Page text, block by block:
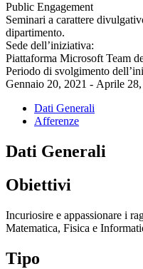
Public Engagement
Seminari a carattere
dipartimento.
Sede dell’iniziativa:
Piattaforma Microsoft Team
Periodo di svolgimento
Gennaio 20, 2021 - Aprile 28,
Dati Generali
Afferenze
Dati Generali
Obiettivi
Incuriosire e appassionare i
Matematica, Fisica e
Tipo